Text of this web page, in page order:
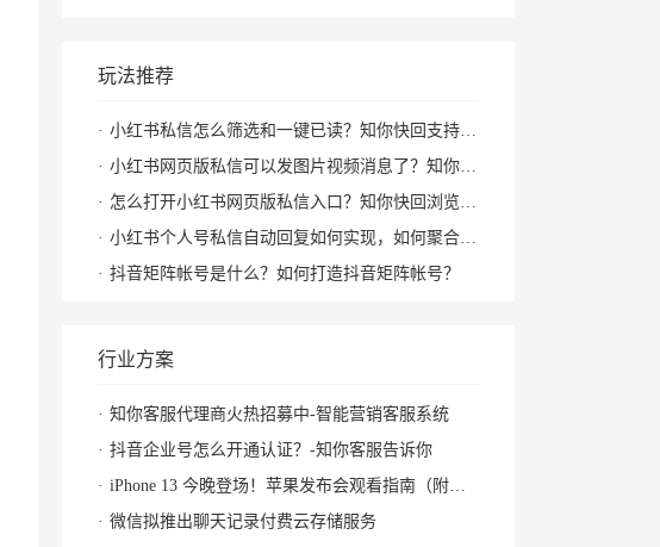
玩法推荐
小红书私信怎么筛选和一键已读？知你快回支持私聊群聊筛选、批量已读和图片视频回复
小红书网页版私信可以发图片视频消息了？知你快回插件支持多种形式图片发送和AI自动回复
怎么打开小红书网页版私信入口？知你快回浏览器插件帮你打开小红书私信AI回复及快捷回复
小红书个人号私信自动回复如何实现，如何聚合回复小红书私信及群消息？知你客服来解决
抖音矩阵帐号是什么？如何打造抖音矩阵帐号？
行业方案
知你客服代理商火热招募中-智能营销客服系统
抖音企业号怎么开通认证？-知你客服告诉你
iPhone 13 今晚登场！苹果发布会观看指南（附直播入口）
微信拟推出聊天记录付费云存储服务